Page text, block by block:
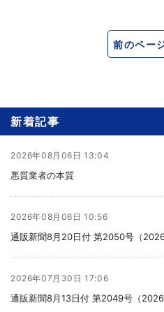
前のペー
新着記事
2026年08月06日 13:04
悪質業者の本質
2026年08月06日 10:56
通販新聞8月20日付 第2050号（2026
2026年07月30日 17:06
通販新聞8月13日付 第2049号（2026